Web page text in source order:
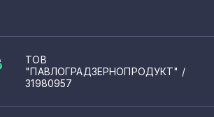
ТОВ
"ПАВЛОГРАДЗЕРНОПРОДУКТ" /
31980957